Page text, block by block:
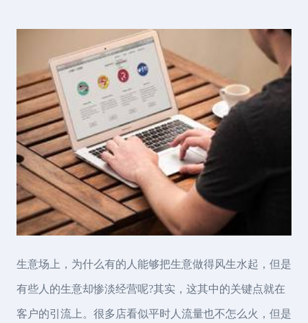
生意场上，为什么有的人能够把生意做得风生水起，但是
有些人的生意却惨淡经营呢?其实，这其中的关键点就在
客户的引流上。很多店看似平时人流量也不怎么火，但是